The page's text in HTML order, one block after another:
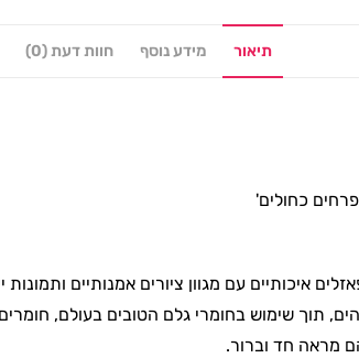
תיאור מידע נוסף חוות דעת (0)
איכותיים עם מגוון ציורים אמנותיים ותמונות
תוך שימוש בחומרי גלם הטובים בעולם, חומרים
מראה חד וברור.